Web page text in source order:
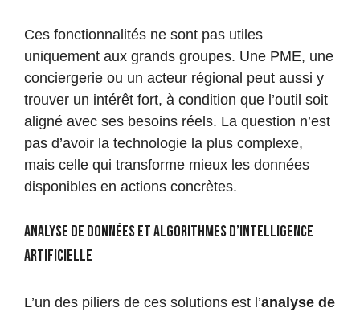
Ces fonctionnalités ne sont pas utiles
uniquement aux grands groupes. Une PME, une
conciergerie ou un acteur régional peut aussi y
trouver un intérêt fort, à condition que l’outil soit
aligné avec ses besoins réels. La question n’est
pas d’avoir la technologie la plus complexe,
mais celle qui transforme mieux les données
disponibles en actions concrètes.
Analyse de données et algorithmes d’intelligence
artificielle
L’un des piliers de ces solutions est l’analyse de